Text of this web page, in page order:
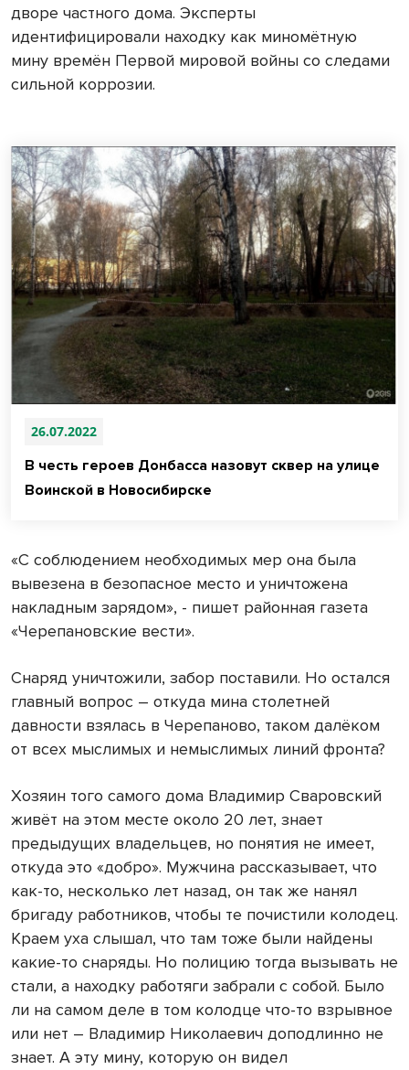
дворе частного дома. Эксперты
идентифицировали находку как миномётную
мину времён Первой мировой войны со следами
сильной коррозии.
26.07.2022
В честь героев Донбасса назовут сквер на улице
Воинской в Новосибирске
«С соблюдением необходимых мер она была
вывезена в безопасное место и уничтожена
накладным зарядом», - пишет районная газета
«Черепановские вести».
Снаряд уничтожили, забор поставили. Но остался
главный вопрос – откуда мина столетней
давности взялась в Черепаново, таком далёком
от всех мыслимых и немыслимых линий фронта?
Хозяин того самого дома Владимир Сваровский
живёт на этом месте около 20 лет, знает
предыдущих владельцев, но понятия не имеет,
откуда это «добро». Мужчина рассказывает, что
как-то, несколько лет назад, он так же нанял
бригаду работников, чтобы те почистили колодец.
Краем уха слышал, что там тоже были найдены
какие-то снаряды. Но полицию тогда вызывать не
стали, а находку работяги забрали с собой. Было
ли на самом деле в том колодце что-то взрывное
или нет – Владимир Николаевич доподлинно не
знает. А эту мину, которую он видел